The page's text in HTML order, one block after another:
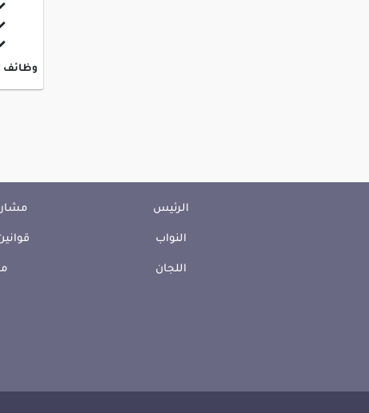
وظائف
الرئيس
النواب
اللجان